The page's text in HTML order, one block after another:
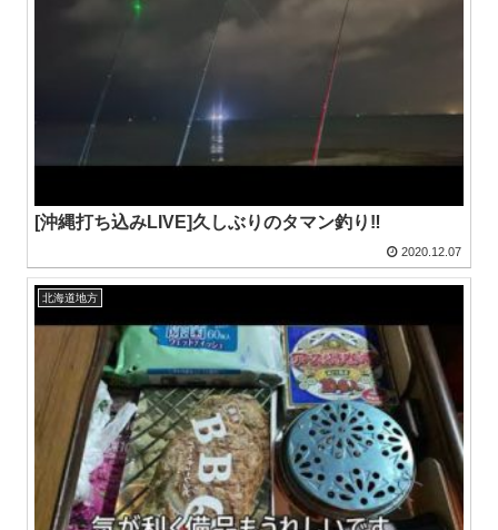
[沖縄打ち込みLIVE]久しぶりのタマン釣り‼️
2020.12.07
北海道地方